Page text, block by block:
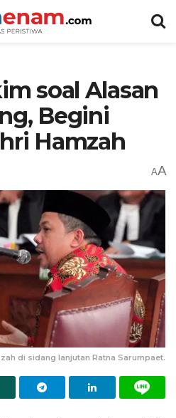
soal Alasan
Begini
Hamzah
AA
di sidang lanjutan Ratna Sarumpaet.